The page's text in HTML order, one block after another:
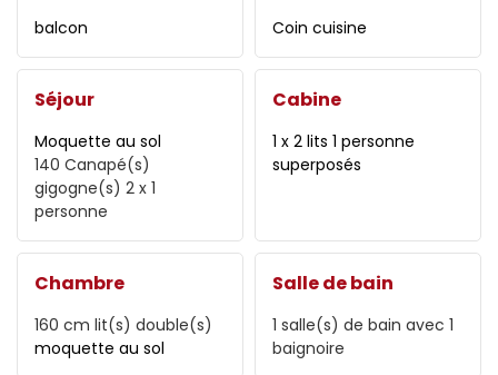
balcon Coin cuisine
Séjour
Moquette au sol
140 Canapé(s)
gigogne(s) 2 x 1
personne
Cabine
1 x 2 lits 1 personne
superposés
Chambre
160 cm lit(s) double(s)
moquette au sol
Salle de bain
1 salle(s) de bain avec 1
baignoire